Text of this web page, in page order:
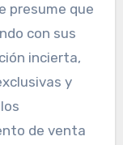
presume que
con sus
incierta,
y
de venta